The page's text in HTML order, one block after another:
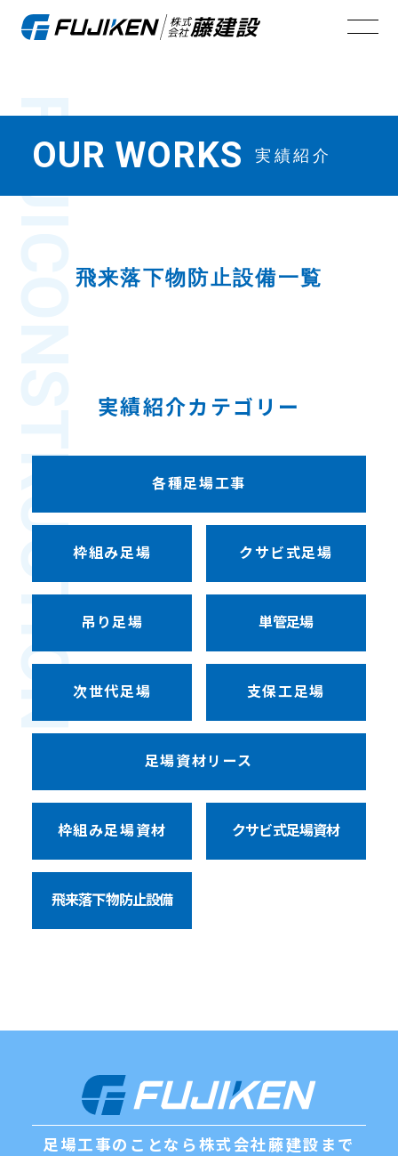
FUJI
CONSTRUCTION
OUR WORKS 実績紹介
飛来落下物防止設備一覧
実績紹介カテゴリー
各種足場工事
枠組み足場 クサビ式足場
吊り足場 単管足場
次世代足場 支保工足場
足場資材リース
枠組み足場資材 クサビ式足場資材
飛来落下物防止設備
足場工事のことなら 株式会社藤建設まで